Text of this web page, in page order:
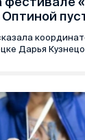
Дарья